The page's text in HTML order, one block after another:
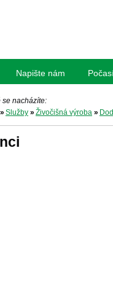
Napište nám
se nacházíte:
» Služby » Živočišná výroba »